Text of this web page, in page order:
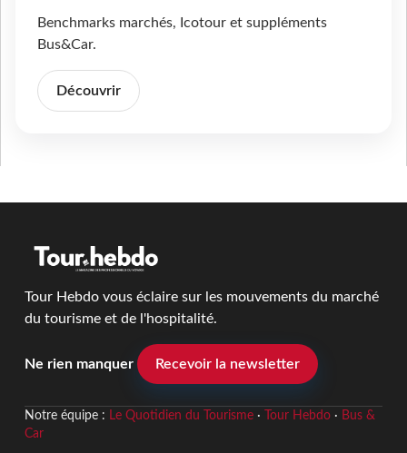
Benchmarks marchés, Icotour et suppléments
Bus&Car.
Découvrir
Tour Hebdo vous éclaire sur les mouvements du marché
du tourisme et de l'hospitalité.
Ne rien manquer Recevoir la newsletter
Notre équipe : Le Quotidien du Tourisme· Tour Hebdo· Bus &
Car